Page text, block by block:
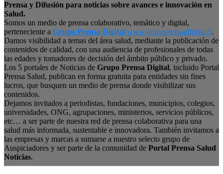
Prensa y Difusión para noticias sobre avances e innovación en
Salud.
Somos un medio de prensa colaborativo, temático y digital,
perteneciente a Grupo Prensa Digital www.grupoprensadigital.cl.
Damos visibilidad a temas del área salud, mediante la publicación de
contenidos de calidad, con una audiencia de profesionales de todas
las edades y tomadores de decisión del ámbito público y privado.
Los 5 portales de Noticias de Grupo Prensa Digital, incluido Portal
Prensa Salud, publican en forma gratuita para entidades sin fines
lucros, que busquen un medio de prensa donde visibilizar sus
contenidos.
Dejamos invitados a periodistas, fundaciones, municipios, colegios,
universidades, ONG, agrupaciones, ministerios, servicios públicos,
etc… a ser parte de nuestra red de prensa colaborativa para una
salud más informada, sustentable e innovadora. También invitamos a
las empresas y marcas a sumarse a nuestro selecto grupo de
Auspiciadores y ser parte de la comunidad de Portal Prensa Salud
Noticias.